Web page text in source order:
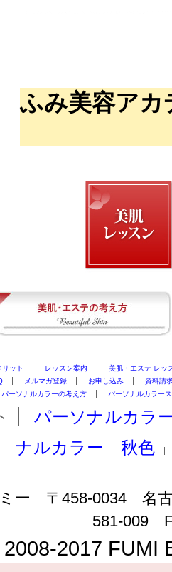
ふみ美容アカ
リット レッスン案内
美肌・エステ レッ
メルマガ登録 お申し込み
資料請
パーソナルカラーの考え方 パーソナルカラー
パーソナルカラ
ナルカラー 秋色
ー 〒458-0034 名
581-009
2017 FUMI